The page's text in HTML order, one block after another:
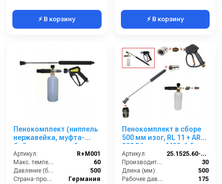
⚡ В корзину ⚡ В корзину
Пенокомплект (ниппель
нержавейка, муфта-
байонет нержавейка,
500bar), копье L=60cm
Артикул:
R+M001
Макс. температура горячей воды (°C):
60
Давление (бар):
500
Страна-производитель:
Германия
Пенокомплект в сборе
500 мм изог, RL 11 + ARS
220 РА; вход М22х1,5ш.
Артикул:
25.1525.60-P11 -6-220
Производительность (л/мин):
30
Длина (мм):
500
Рабочее давление (бар):
175